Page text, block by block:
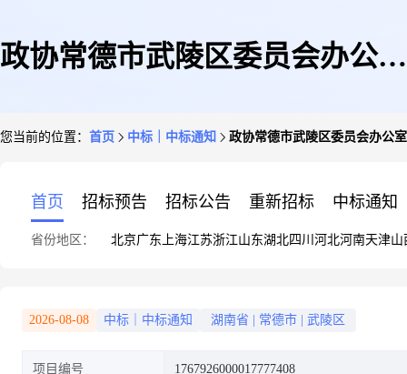
政协常德市武陵区委员会办公室
您当前的位置： 首页 中标｜中标通知 政协常德市武陵区委员会办公
首页 招标预告 招标公告 重新招标 中标通知
省份地区： 北京广东 上海江苏浙江山东湖北四川 河北河南天津山
2026-08-08 中标｜中标通知 湖南省 常德市 武陵区
项目编号 1767926000017777408